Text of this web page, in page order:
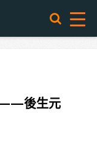
——後生元